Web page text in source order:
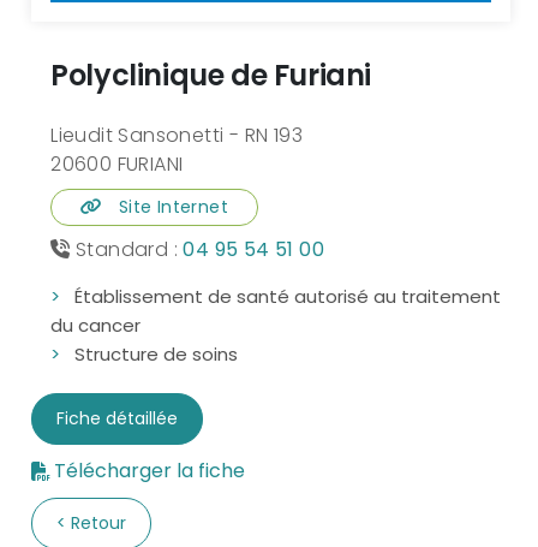
Polyclinique de Furiani
Lieudit Sansonetti - RN 193
20600 FURIANI
Site Internet
Standard :04 95 54 51 00
Établissement de santé autorisé au traitement
du cancer
Structure de soins
Retour
Fiche détaillée
Télécharger la fiche